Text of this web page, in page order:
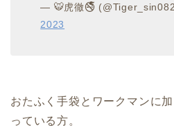
— 🐯虎徹🚭
2023
おたふく手袋とワークマンに
っている方。